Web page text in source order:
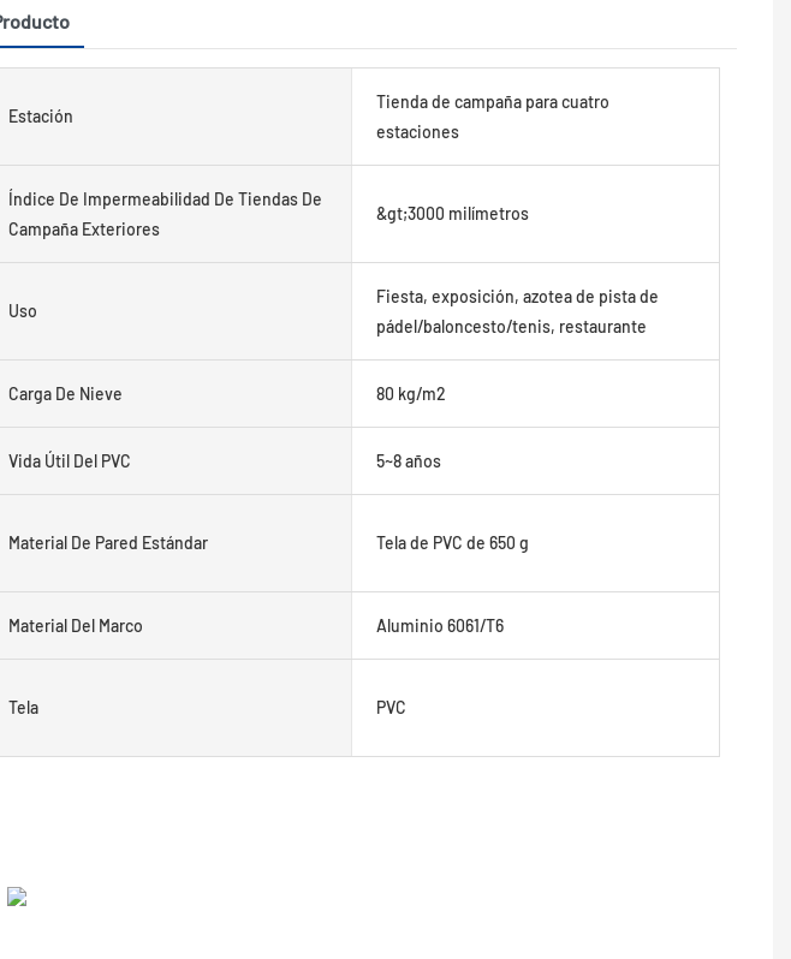
Estación
Tienda de campaña para cuatro
estaciones
Índice De Impermeabilidad De Tiendas De
Campaña Exteriores
&gt;3000 milímetros
Uso
Fiesta, exposición, azotea de pista de
pádel/baloncesto/tenis, restaurante
Carga De Nieve 80 kg/m2
Vida Útil Del PVC 5~8 años
Material De Pared Estándar Tela de PVC de 650 g
Material Del Marco Aluminio 6061/T6
Tela PVC